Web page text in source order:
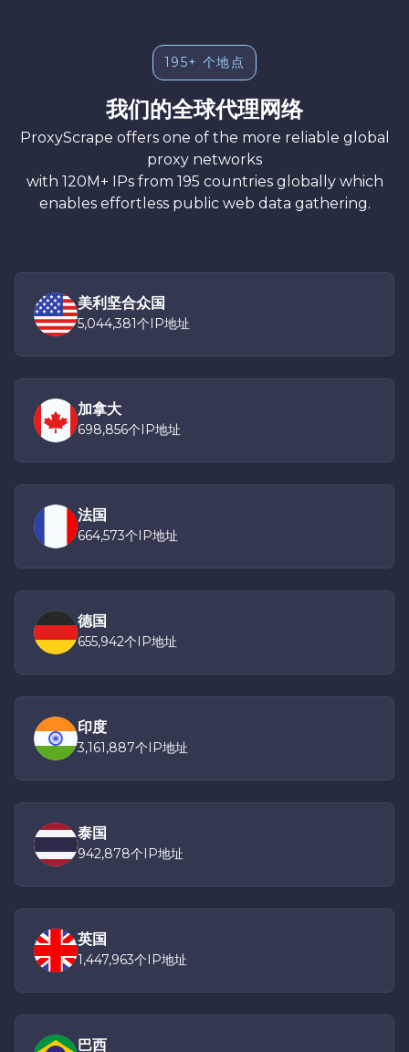
195+ 个地点
我们的全球代理网络
ProxyScrape offers one of the more reliable global
proxy networks
with 120M+ IPs from 195 countries globally which
enables effortless public web data gathering.
美利坚合众国
5,044,381个IP地址
加拿大
698,856个IP地址
法国
664,573个IP地址
德国
655,942个IP地址
印度
3,161,887个IP地址
泰国
942,878个IP地址
英国
1,447,963个IP地址
巴西